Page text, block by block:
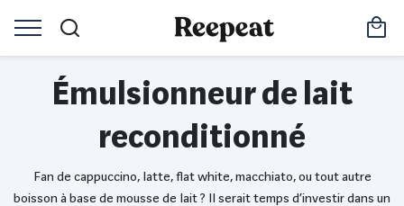
Émulsionneur de lait
reconditionné
Fan de cappuccino, latte, flat white, macchiato, ou tout autre
boisson à base de mousse de lait ? Il serait temps d’investir dans un